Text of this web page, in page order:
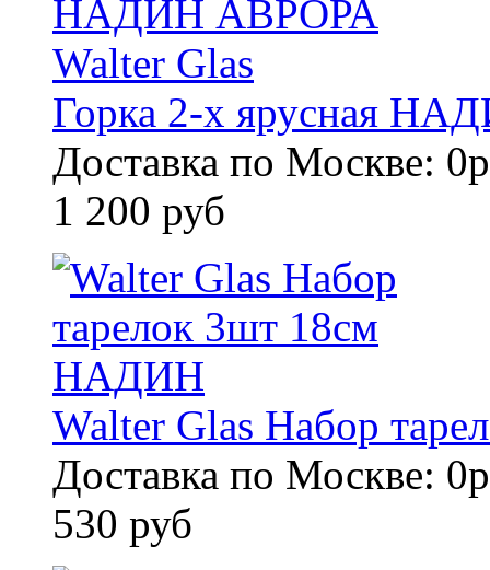
Горка 2-х ярусная
Доставка по Москве:
1 200 руб
Walter Glas Набор
Доставка по Москве:
530 руб